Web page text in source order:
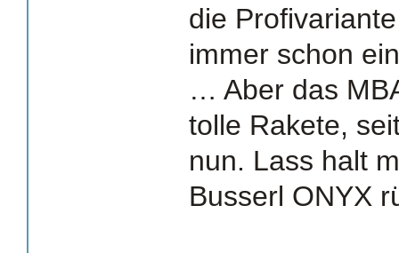
die
immer schon
… Aber das
tolle Rakete,
nun. Lass halt
Busserl ONYX